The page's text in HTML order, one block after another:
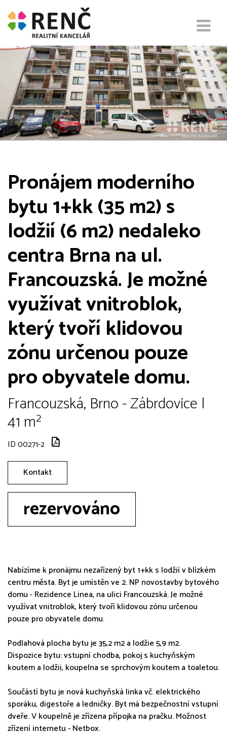
Pronájem moderního
bytu 1+kk (35 m2) s
lodžií (6 m2) nedaleko
centra Brna na ul.
Francouzská. Je možné
využívat vnitroblok,
který tvoří klidovou
zónu určenou pouze
pro obyvatele domu.
Francouzská, Brno - Zábrdovice |
41 m²
ID 00271-2
Kontakt
rezervováno
Nabízíme k pronájmu nezařízený byt 1+kk s lodžií v blízkém
centru města. Byt je umístěn ve 2. NP novostavby bytového
domu - Rezidence Linea, na ulici Francouzská. Je možné
využívat vnitroblok, který tvoří klidovou zónu určenou
pouze pro obyvatele domu.
Podlahová plocha bytu je 35,2 m2 a lodžie 5,9 m2.
Dispozice bytu: vstupní chodba, pokoj s kuchyňským
koutem a lodžii, koupelna se sprchovým koutem a toaletou.
Součástí bytu je nová kuchyňská linka vč. elektrického
sporáku, digestoře a ledničky. Byt má bezpečnostní vstupní
dveře. V koupelně je zřízena přípojka na pračku. Možnost
zřízení internetu - Netbox.